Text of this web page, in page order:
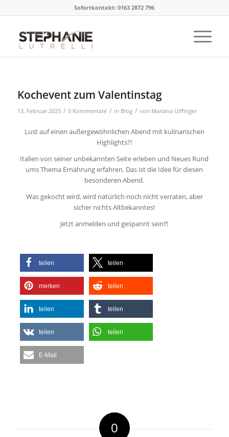
Sofortkontakt: 0163 2872 796
Kochevent zum Valentinstag
13. Februar 2025 / 0 Kommentare / in Blog / von Mariana Uiffinger
Lust auf einen außergewöhnlichen Abend mit kulinarischen
Highlights?!
Italien von seiner unbekannten Seite erleben und Neues Rund
ums Thema Ernährung erfahren. Das ist die Idee für diesen
besonderen Abend.
Was gekocht wird, wird natürlich noch nicht verraten, aber
sicher nichts Altbekanntes!
Jetzt anmelden und gespannt sein!!!
teilen teilen
merken teilen
teilen teilen
teilen teilen
E-Mail
0